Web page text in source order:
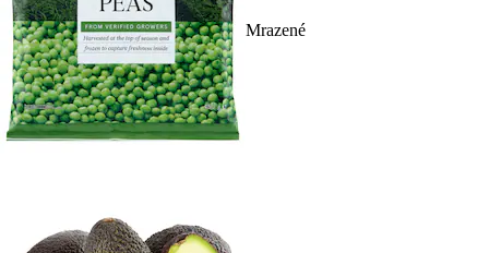
Mrazené